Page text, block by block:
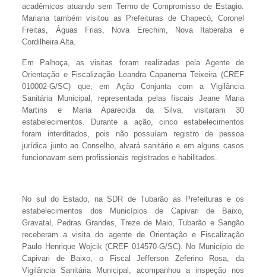
acadêmicos atuando sem Termo de Compromisso de Estagio.
Mariana também visitou as Prefeituras de Chapecó, Coronel
Freitas, Águas Frias, Nova Erechim, Nova Itaberaba e
Cordilheira Alta.
Em Palhoça, as visitas foram realizadas pela Agente de
Orientação e Fiscalização Leandra Capanema Teixeira (CREF
010002-G/SC) que, em Ação Conjunta com a Vigilância
Sanitária Municipal, representada pelas fiscais Jeane Maria
Martins e Maria Aparecida da Silva, visitaram 30
estabelecimentos. Durante a ação, cinco estabelecimentos
foram interditados, pois não possuíam registro de pessoa
jurídica junto ao Conselho, alvará sanitário e em alguns casos
funcionavam sem profissionais registrados e habilitados.
No sul do Estado, na SDR de Tubarão as Prefeituras e os
estabelecimentos dos Municípios de Capivari de Baixo,
Gravatal, Pedras Grandes, Treze de Maio, Tubarão e Sangão
receberam a visita do agente de Orientação e Fiscalização
Paulo Henrique Wojcik (CREF 014570-G/SC). No Município de
Capivari de Baixo, o Fiscal Jefferson Zeferino Rosa, da
Vigilância Sanitária Municipal, acompanhou a inspeção nos